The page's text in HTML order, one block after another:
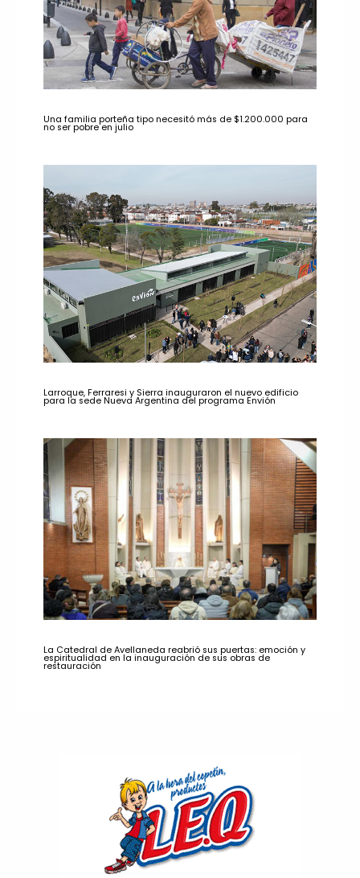
Una familia porteña tipo necesitó más de $1.200.000 para
no ser pobre en julio
Larroque, Ferraresi y Sierra inauguraron el nuevo edificio
para la sede Nueva Argentina del programa Envión
La Catedral de Avellaneda reabrió sus puertas: emoción y
espiritualidad en la inauguración de sus obras de
restauración